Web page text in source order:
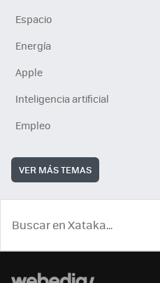
Espacio
Energía
Apple
Inteligencia artificial
Empleo
VER MÁS TEMAS